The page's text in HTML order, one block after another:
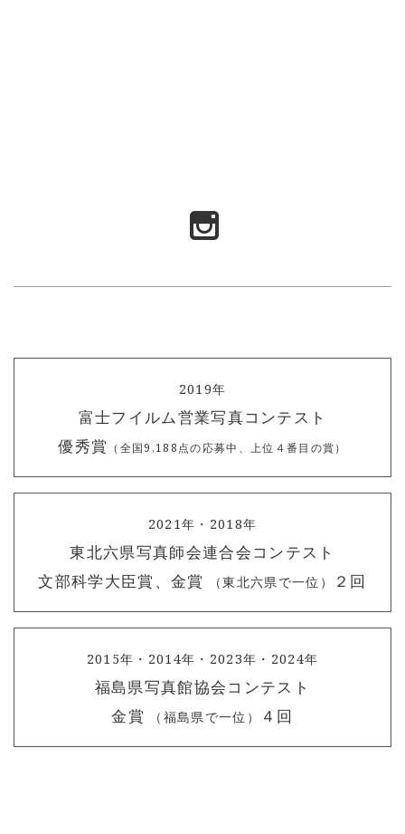
2019年
富士フイルム営業写真コンテスト
優秀賞 （全国9,188点の応募中、上位４番目の賞）
2021年・2018年
東北六県写真師会連合会コンテスト
文部科学大臣賞、金賞
（東北六県で一位） ２回
2015年・2014年・2023年・2024年
福島県写真館協会コンテスト
金賞
（福島県で一位） ４回